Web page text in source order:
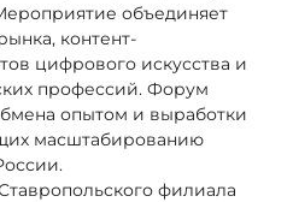
объединяет
контент-
цифрового искусства и
профессий. Форум
опытом и выработки
масштабированию
филиала